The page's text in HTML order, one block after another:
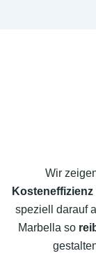
Wir
Kosteneffizienz
speziell darauf
Marbella so